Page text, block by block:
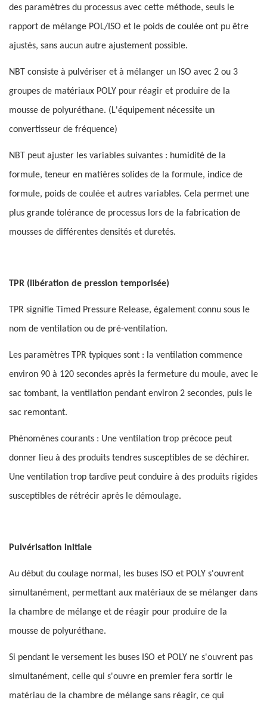
des paramètres du processus avec cette méthode, seuls le
rapport de mélange POL/ISO et le poids de coulée ont pu être
ajustés, sans aucun autre ajustement possible.
NBT consiste à pulvériser et à mélanger un ISO avec 2 ou 3
groupes de matériaux POLY pour réagir et produire de la
mousse de polyuréthane. (L'équipement nécessite un
convertisseur de fréquence)
NBT peut ajuster les variables suivantes : humidité de la
formule, teneur en matières solides de la formule, indice de
formule, poids de coulée et autres variables. Cela permet une
plus grande tolérance de processus lors de la fabrication de
mousses de différentes densités et duretés.
TPR (libération de pression temporisée)
TPR signifie Timed Pressure Release, également connu sous le
nom de ventilation ou de pré-ventilation.
Les paramètres TPR typiques sont : la ventilation commence
environ 90 à 120 secondes après la fermeture du moule, avec le
sac tombant, la ventilation pendant environ 2 secondes, puis le
sac remontant.
Phénomènes courants : Une ventilation trop précoce peut
donner lieu à des produits tendres susceptibles de se déchirer.
Une ventilation trop tardive peut conduire à des produits rigides
susceptibles de rétrécir après le démoulage.
Pulvérisation initiale
Au début du coulage normal, les buses ISO et POLY s'ouvrent
simultanément, permettant aux matériaux de se mélanger dans
la chambre de mélange et de réagir pour produire de la
mousse de polyuréthane.
Si pendant le versement les buses ISO et POLY ne s'ouvrent pas
simultanément, celle qui s'ouvre en premier fera sortir le
matériau de la chambre de mélange sans réagir, ce qui